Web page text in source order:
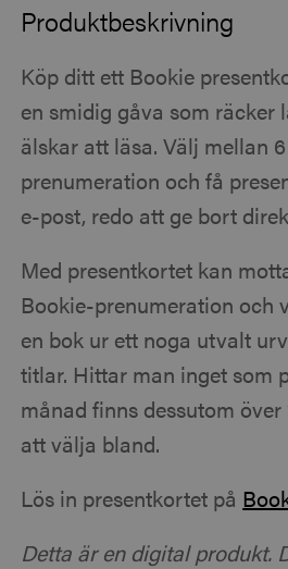
Produktbeskrivning
Köp ditt ett Bookie
en smidig gåva som räcker
älskar att läsa. Välj mellan
prenumeration och få
e-post, redo att ge bort
Med presentkortet kan
Bookie-prenumeration och
en bok ur ett noga utvalt
titlar. Hittar man inget som
månad finns dessutom
att välja bland.
Lös in presentkortet på
Detta är en digital produkt.